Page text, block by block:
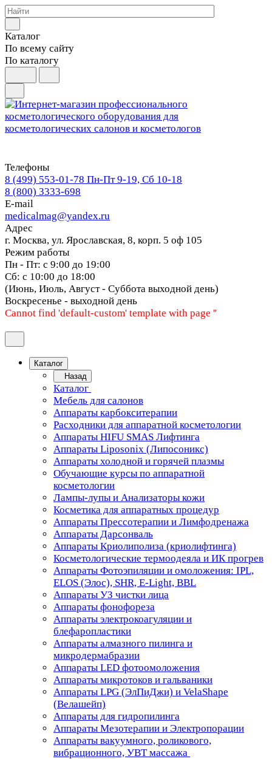
Каталог
По всему сайту
По каталогу
Телефоны
8 (499) 553-01-78 Пн-Пт 9-19, Сб 10-18
8 (800) 3333-698
E-mail
medicalmag@yandex.ru
Адрес
г. Москва, ул. Ярославская, 8, корп. 5 оф 105
Режим работы
Пн - Пт: с 9:00 до 19:00
Сб: с 10:00 до 18:00
(Июнь, Июль, Август - Суббота выходной день)
Воскресенье - выходной день
Cannot find 'default-custom' template with page ''
Каталог
Назад
Каталог
Мебель для салонов
Аппараты карбокситерапии
Расходники для аппаратной косметологии
Аппараты HIFU SMAS Лифтинга
Аппараты Liposonix (Липосоникс)
Аппараты холодной и горячей плазмы
Обучающие курсы по аппаратной
косметологии
Лампы-лупы и Анализаторы кожи
Косметика для аппаратных процедур
Аппараты Прессотерапии и Лимфодренажа
Аппараты Дарсонваль
Аппараты Криолиполиза (криолифтинга)
Косметологические термоодеяла и ИК прогрев
Аппараты Фотоэпиляции и омоложения: IPL,
ELOS (Элос), SHR, E-Light, BBL
Аппараты УЗ чистки лица
Аппараты фонофореза
Аппараты электрокоагуляции и
блефаропластики
Аппараты алмазного пилинга и
микродермабразии
Аппараты LED фотоомоложения
Аппараты микротоков и гальваники
Аппараты LPG (ЭлПиДжи) и VelaShape
(Велашейп)
Аппараты для гидропилинга
Аппараты Мезотерапии и Электропорации
Аппараты вакуумного, роликового,
вибрационного, УВТ массажа